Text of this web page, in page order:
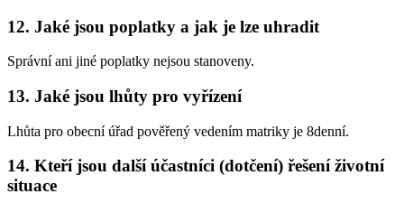
12. Jaké jsou poplatky a jak je lze uhradit
Správní ani jiné poplatky nejsou stanoveny.
13. Jaké jsou lhůty pro vyřízení
Lhůta pro obecní úřad pověřený vedením matriky je 8denní.
14. Kteří jsou další účastníci (dotčení) řešení životní
situace